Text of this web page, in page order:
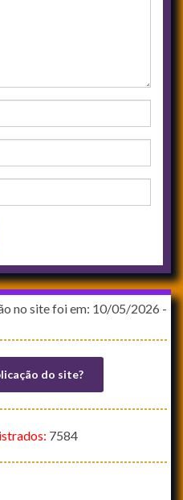
10/05/2026 - PM - 13:21:39
do site?
7584